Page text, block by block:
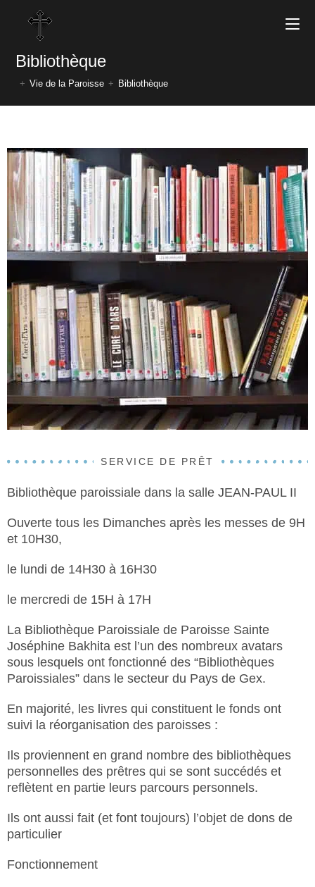
Bibliothèque
+ Vie de la Paroisse + Bibliothèque
SERVICE DE PRÊT
Bibliothèque paroissiale dans la salle JEAN-PAUL II
Ouverte tous les Dimanches après les messes de 9H
et 10H30,
le lundi de 14H30 à 16H30
le mercredi de 15H à 17H
​La Bibliothèque Paroissiale de Paroisse Sainte
Joséphine Bakhita est l’un des nombreux avatars
sous lesquels ont fonctionné des “Bibliothèques
Paroissiales” dans le secteur du Pays de Gex.
En majorité, les livres qui constituent le fonds ont
suivi la réorganisation des paroisses :
Ils proviennent en grand nombre des bibliothèques
personnelles des prêtres qui se sont succédés et
reflètent en partie leurs parcours personnels.
Ils ont aussi fait (et font toujours) l’objet de dons de
particulier
Fonctionnement